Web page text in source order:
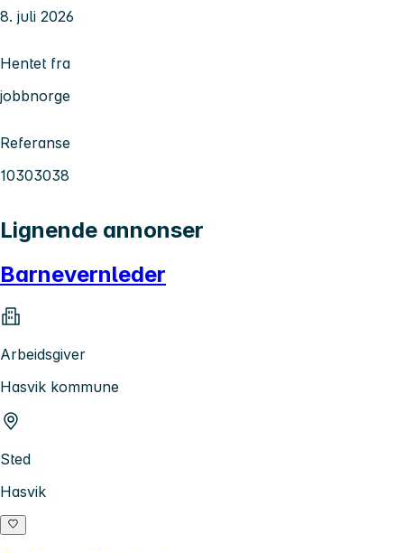
8. juli 2026
Hentet fra
jobbnorge
Referanse
10303038
Lignende annonser
Barnevernleder
Arbeidsgiver
Hasvik kommune
Sted
Hasvik